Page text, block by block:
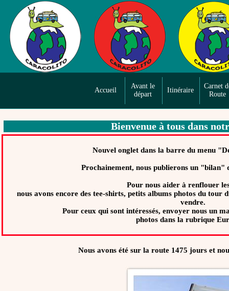
Accueil
Avant le
départ
Itinéraire
Carnet
Route
Bienvenue à tous dans
Nouvel onglet dans la barre du menu
Prochainement, nous publierons un "bilan"
Pour nous aider à renflouer
nous avons encore des tee-shirts, petits albums photos du tour
vendre.
Pour ceux qui sont intéressés, envoyer nous un
photos dans la rubrique
Nous avons été sur la route 1475 jours et